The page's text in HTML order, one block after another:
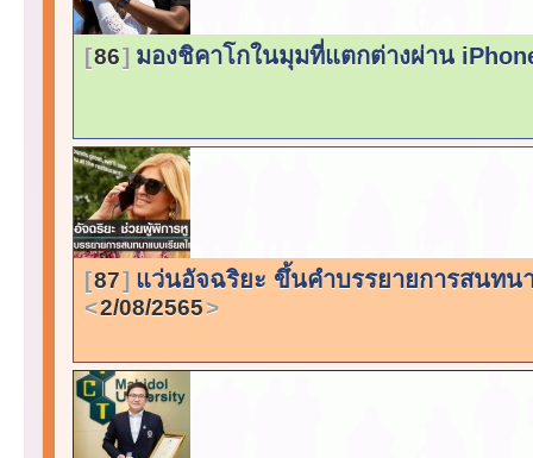
86 มองชิคาโกในมุมที่แตกต่างผ่าน
87 แว่นอัจฉริยะ ขึ้นคำบรรยายการสนทน
2/08/2565